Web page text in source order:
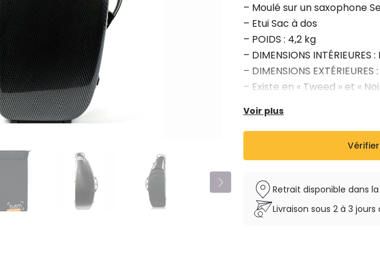
– Moulé sur un saxophone
– Etui Sac à dos
– POIDS : 4,2 kg
– DIMENSIONS
– DIMENSIONS
– Existe en « Tweed » et «
Voir plus
Retrait disponible dans
Livraison sous 2 à 3